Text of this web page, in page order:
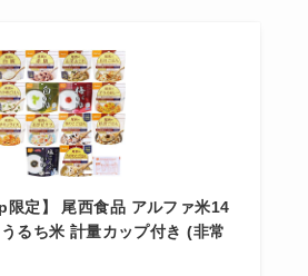
限定】 尾西食品 アルファ米14
るち米 計量カップ付き (非常